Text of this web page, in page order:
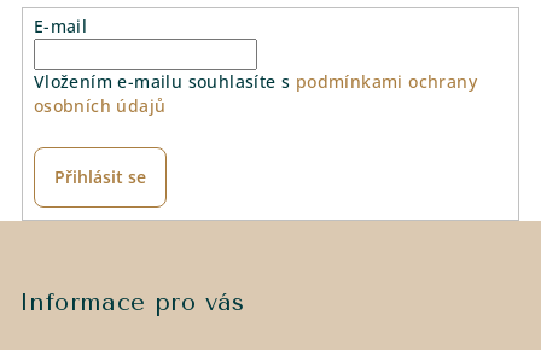
E-mail
Vložením e-mailu souhlasíte s podmínkami ochrany
osobních údajů
Přihlásit se
Informace pro vás